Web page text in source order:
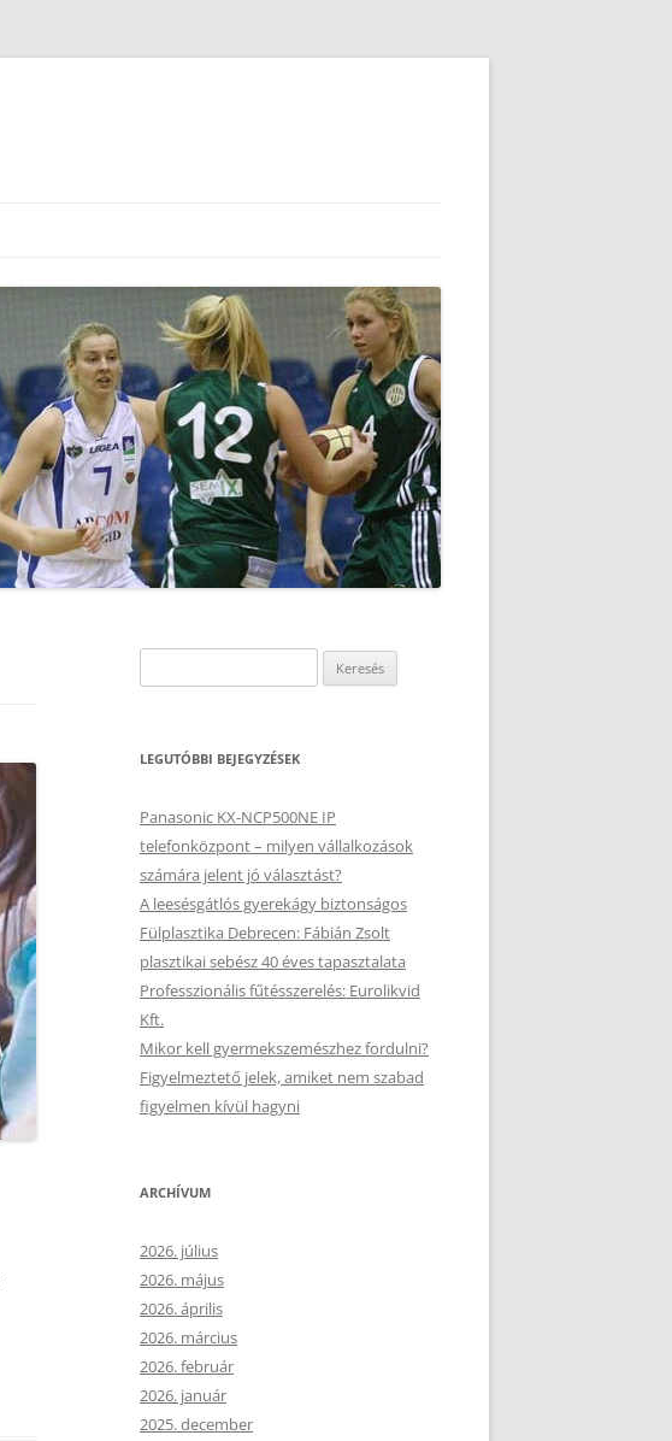
LEGUTÓBBI BEJEGYZÉSEK
Panasonic KX-NCP500NE IP
telefonközpont – milyen vállalkozások
számára jelent jó választást?
A leesésgátlós gyerekágy biztonságos
Fülplasztika Debrecen: Fábián Zsolt
plasztikai sebész 40 éves tapasztalata
Professzionális fűtésszerelés: Eurolikvid
Kft.
Mikor kell gyermekszemészhez fordulni?
Figyelmeztető jelek, amiket nem szabad
figyelmen kívül hagyni
ARCHÍVUM
2026. július
2026. május
2026. április
2026. március
2026. február
2026. január
2025. december